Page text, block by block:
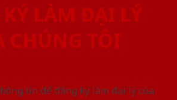
LÀM ĐẠI LÝ
CHÚNG TÔI
tin để đăng ký làm đại lý của